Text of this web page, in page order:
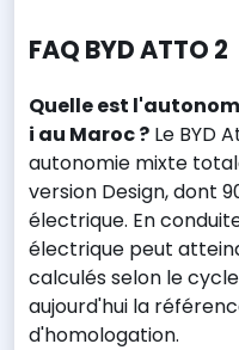
FAQ BYD ATTO 2
Quelle est
i au Maroc ? Le BYD
autonomie mixte
version Design, dont
électrique. En
électrique peut
calculés selon le
aujourd'hui la
d'homologation.